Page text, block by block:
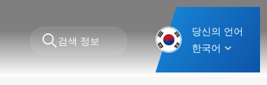
당신의 언어
한국어